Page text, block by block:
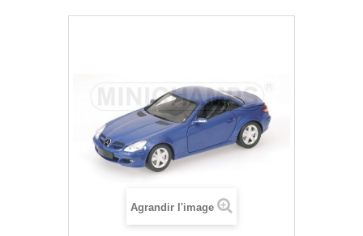
Agrandir l'image